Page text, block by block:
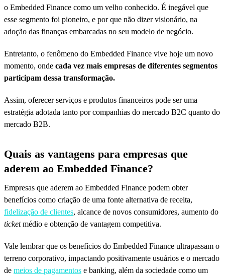
o Embedded Finance como um velho conhecido. É inegável que
esse segmento foi pioneiro, e por que não dizer visionário, na
adoção das finanças embarcadas no seu modelo de negócio.
Entretanto, o fenômeno do Embedded Finance vive hoje um novo
momento, onde cada vez mais empresas de diferentes segmentos
participam dessa transformação.
Assim, oferecer serviços e produtos financeiros pode ser uma
estratégia adotada tanto por companhias do mercado B2C quanto do
mercado B2B.
Quais as vantagens para empresas que
aderem ao Embedded Finance?
Empresas que aderem ao Embedded Finance podem obter
benefícios como criação de uma fonte alternativa de receita,
fidelização de clientes, alcance de novos consumidores, aumento do
ticketmédio e obtenção de vantagem competitiva.
Vale lembrar que os benefícios do Embedded Finance ultrapassam o
terreno corporativo, impactando positivamente usuários e o mercado
de meios de pagamentos e banking, além da sociedade como um